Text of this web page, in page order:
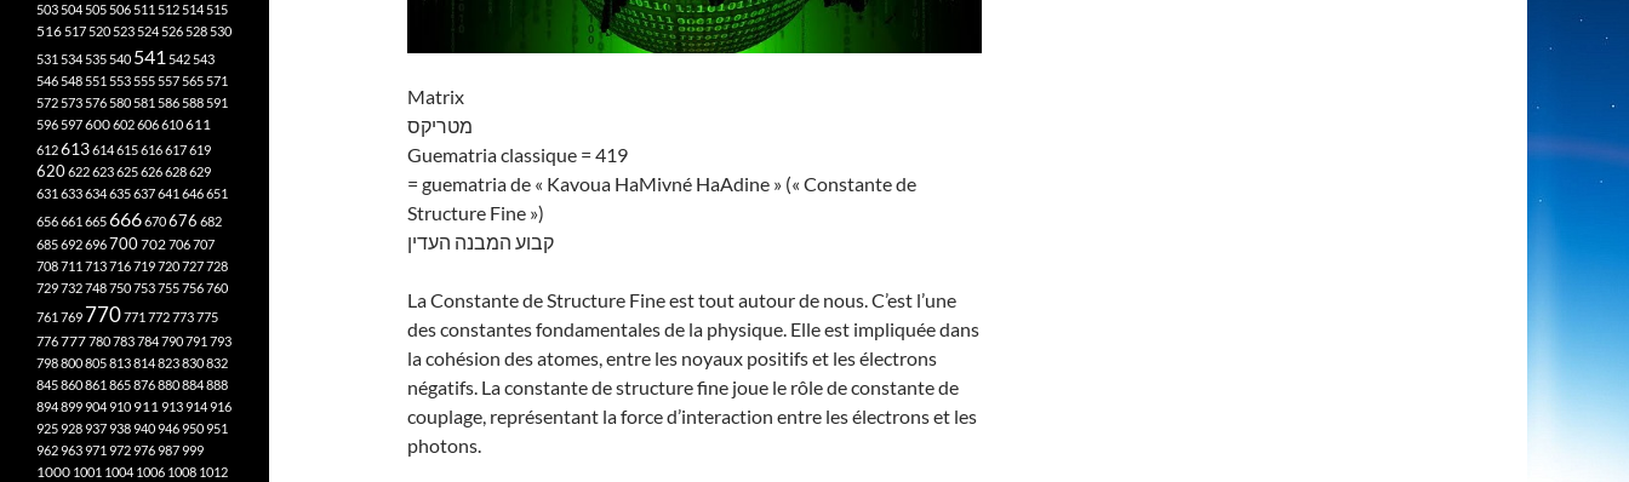
Matrix
מטריקס
Guematria classique = 419
= guematria de « Kavoua HaMivné HaAdine » (« Constante de
Structure Fine »)
קבוע המבנה העדין
La Constante de Structure Fine est tout autour de nous. C’est l’une
des constantes fondamentales de la physique. Elle est impliquée dans
la cohésion des atomes, entre les noyaux positifs et les électrons
négatifs. La constante de structure fine joue le rôle de constante de
couplage, représentant la force d’interaction entre les électrons et les
photons.
503 504 505 506 511 512 514 515
516 517 520 523 524 526 528 530
531 534 535 540 541 542 543
546 548 551 553 555 557 565 571
572 573 576 580 581 586 588 591
596 597600602606610611
612613614615616617619
620622623625626628629
631 633634635637641 646651
656661 665666670676 682
685692696700702706707
708711 713716719720727728
729732748750753755756760
761 769 770771 772773775
776777780783784790791 793
798800805813814823830832
845860861 865876880884888
894899904910 911 913914916
925928937938940946950951
962963971 972976987999
1000 1001 1004 1006 1008 1012